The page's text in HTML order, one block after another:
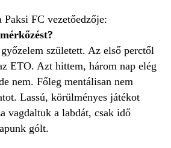
Paksi FC vezetőedzője:
született. Az első perctől
ETO. Azt hittem, három nap elég
nem. Főleg mentálisan nem
Lassú, körülményes játékot
vagdaltuk a labdát, csak idő
gólt.